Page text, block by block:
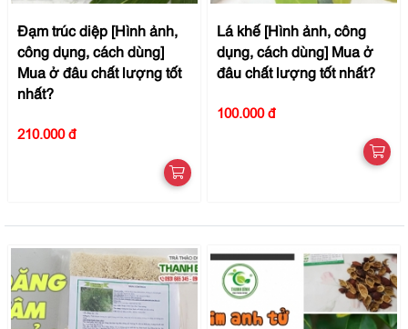
Đạm trúc diệp [Hình ảnh,
công dụng, cách dùng]
Mua ở đâu chất lượng tốt
nhất?
210.000 đ
Lá khế [Hình ảnh, công
dụng, cách dùng] Mua ở
đâu chất lượng tốt nhất?
100.000 đ